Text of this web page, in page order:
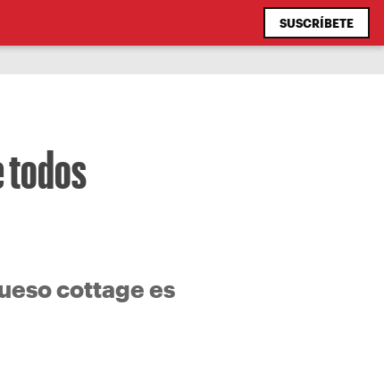
SUSCRÍBETE
cottage es